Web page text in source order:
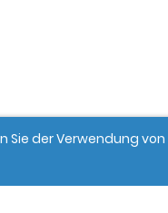
Sie der Verwendung von